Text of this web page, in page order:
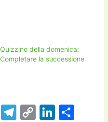
Quizzino della domenica:
Completare la successione
M T
C
Li